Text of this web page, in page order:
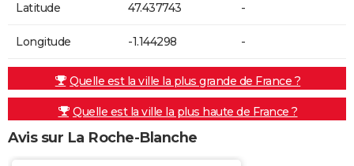
Latitude 47.437743 -
Longitude -1.144298 -
Quelle est la ville la plus grande de France ?
Quelle est la ville la plus haute de France ?
Avis sur La Roche-Blanche